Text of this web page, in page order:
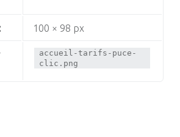
100 × 98 px
accueil-tarifs-puce-
clic.png